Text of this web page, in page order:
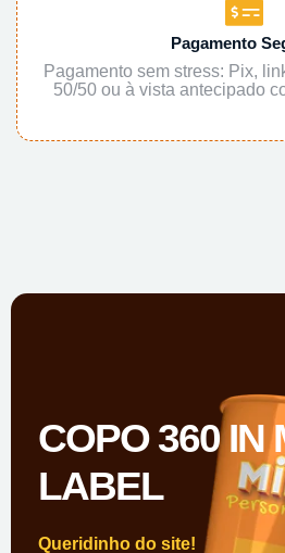
Pagamento
Pagamento sem stress: Pix,
50/50 ou à vista antecipado
COPO 360 IN
LABEL
Queridinho do site!